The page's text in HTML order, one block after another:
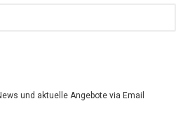
und aktuelle Angebote via Email